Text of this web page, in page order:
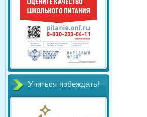
Учиться побеждать!